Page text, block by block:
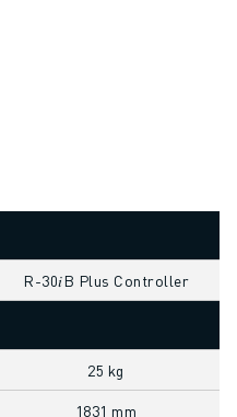
R-30𝑖B Plus Controller
25 kg
1831 mm